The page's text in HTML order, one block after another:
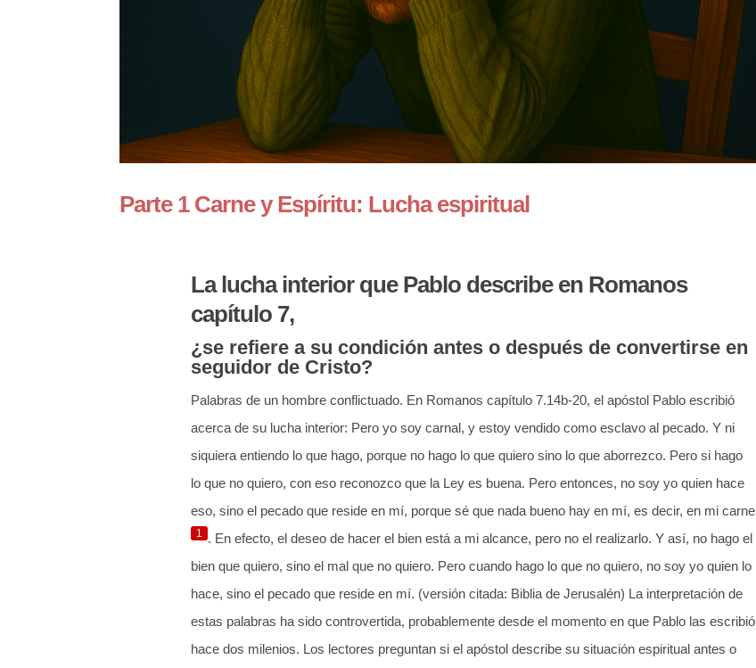
Parte 1 Carne y Espíritu: Lucha espiritual
La lucha interior que Pablo describe en Romanos
capítulo 7,
¿se refiere a su condición antes o después de convertirse en
seguidor de Cristo?
Palabras de un hombre conflictuado. En Romanos capítulo 7.14b-20, el apóstol Pablo escribió
acerca de su lucha interior: Pero yo soy carnal, y estoy vendido como esclavo al pecado. Y ni
siquiera entiendo lo que hago, porque no hago lo que quiero sino lo que aborrezco. Pero si hago
lo que no quiero, con eso reconozco que la Ley es buena. Pero entonces, no soy yo quien hace
eso, sino el pecado que reside en mí, porque sé que nada bueno hay en mí, es decir, en mi carne
1 . En efecto, el deseo de hacer el bien está a mi alcance, pero no el realizarlo. Y así, no hago el
bien que quiero, sino el mal que no quiero. Pero cuando hago lo que no quiero, no soy yo quien lo
hace, sino el pecado que reside en mí. (versión citada: Biblia de Jerusalén) La interpretación de
estas palabras ha sido controvertida, probablemente desde el momento en que Pablo las escribió
hace dos milenios. Los lectores preguntan si el apóstol describe su situación espiritual antes o